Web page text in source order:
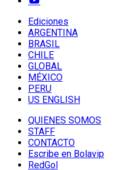
Ediciones
ARGENTINA
BRASIL
CHILE
GLOBAL
MÉXICO
PERU
US ENGLISH
QUIENES SOMOS
STAFF
CONTACTO
Escribe en Bolavip
RedGol